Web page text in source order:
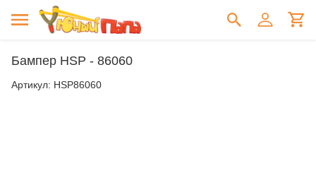
Бампер HSP - 86060
Артикул: HSP86060